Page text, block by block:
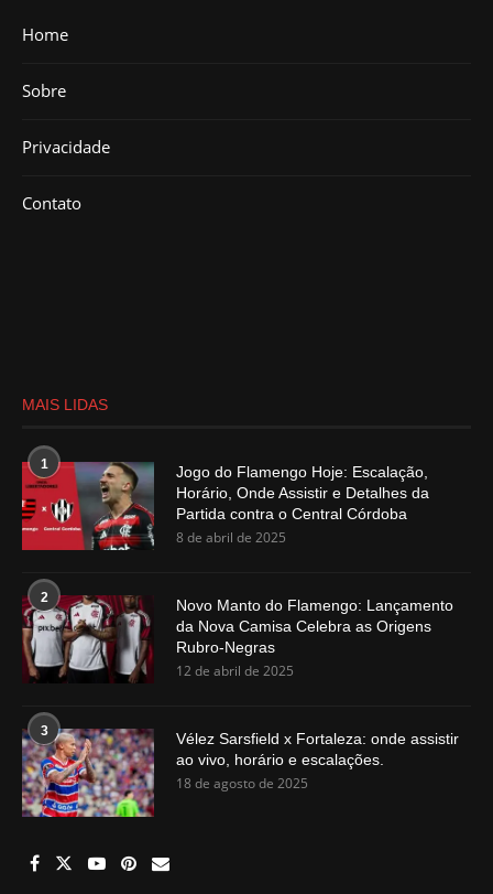
Home
Sobre
Privacidade
Contato
MAIS LIDAS
1
Jogo do Flamengo Hoje: Escalação,
Horário, Onde Assistir e Detalhes da
Partida contra o Central Córdoba
8 de abril de 2025
2
Novo Manto do Flamengo: Lançamento
da Nova Camisa Celebra as Origens
Rubro-Negras
12 de abril de 2025
3
Vélez Sarsfield x Fortaleza: onde assistir
ao vivo, horário e escalações.
18 de agosto de 2025